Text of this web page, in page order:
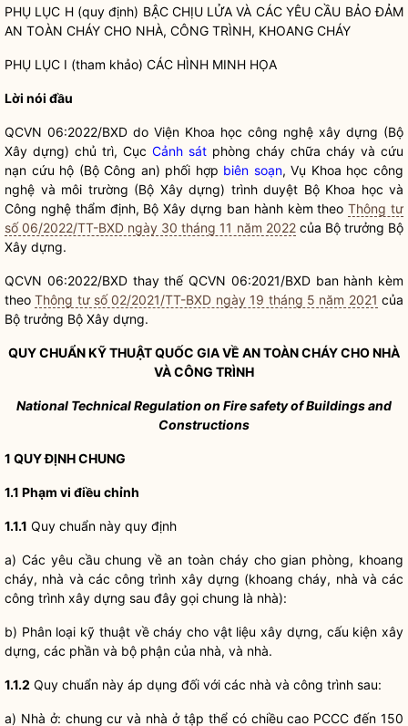
PHỤ LỤC H (quy định) BẬC CHỊU LỬA VÀ CÁC YÊU CẦU BẢO ĐẢM
AN TOÀN CHÁY CHO NHÀ, CÔNG TRÌNH, KHOANG CHÁY
PHỤ LỤC I (tham khảo) CÁC HÌNH MINH HỌA
Lời nói đầu
QCVN 06:2022/BXD do Viện Khoa học công nghệ xây dựng (Bộ
Xây dựng) chủ trì, Cục Cảnh sát phòng cháy chữa cháy và cứu
nạn cứu hộ (Bộ Công an) phối hợp biên soạn, Vụ Khoa học công
nghệ và môi trường (Bộ Xây dựng) trình duyệt Bộ Khoa học và
Công nghệ thẩm định, Bộ Xây dựng ban hành kèm theoThông tư
số 06/2022/TT-BXD ngày 30 tháng 11 năm 2022của Bộ trưởng Bộ
Xây dựng.
QCVN 06:2022/BXD thay thế QCVN 06:2021/BXD ban hành kèm
theoThông tư số 02/2021/TT-BXD ngày 19 tháng 5 năm 2021 của
Bộ trưởng Bộ Xây dựng.
QUY CHUẨN KỸ THUẬTQUỐC GIAVỀ AN TOÀN CHÁY CHO NHÀ
VÀ CÔNG TRÌNH
National Technical Regulation on Fire safety of Buildings and
Constructions
1 QUY ĐỊNH CHUNG
1.1 Phạm vi điều chỉnh
1.1.1 Quy chuẩn này quy định
a) Các yêu cầu chung về an toàn cháy cho gian phòng, khoang
cháy, nhà và các công trình xây dựng (khoang cháy, nhà và các
công trình xây dựng sau đây gọi chung là nhà):
b) Phân loại kỹ thuật về cháy cho vật liệu xây dựng, cấu kiện xây
dựng, các phần và bộ phận của nhà, và nhà.
1.1.2 Quy chuẩn này áp dụng đối với các nhà và công trình sau:
a) Nhà ở: chung cư và nhà ở tập thể có chiều cao PCCC đến 150